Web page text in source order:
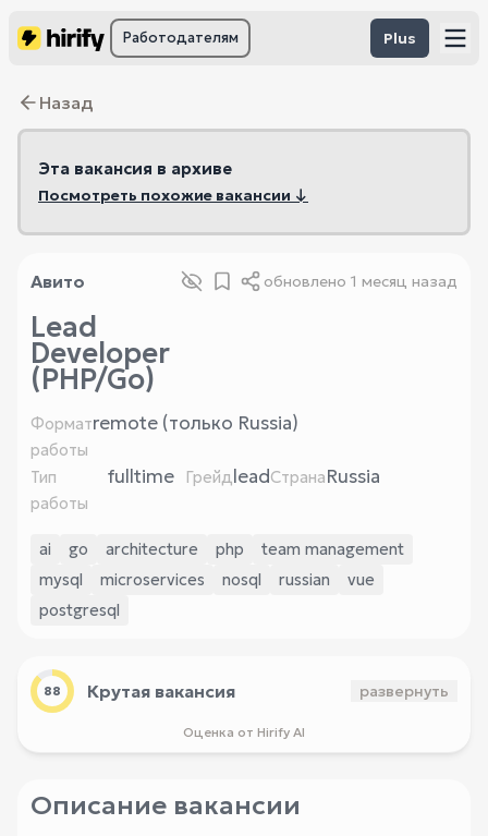
Работодателям Plus
Назад
Эта вакансия в архиве
Посмотреть похожие вакансии ↓
Авито обновлено 1 месяц назад
Lead
Developer
(PHP/Go)
Формат
работы
remote (только Russia)
Тип
работы
fulltime ГрейдleadСтранаRussia
ai go architecture php
team management
mysql
microservices nosql russian
vue
postgresql
88 Крутая вакансия развернуть
Оценка от Hirify AI
Описание вакансии